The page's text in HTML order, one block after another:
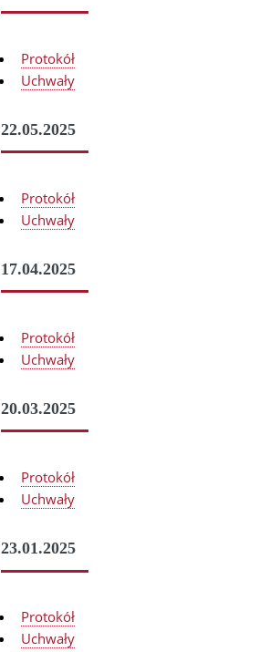
Protokół
Uchwały
22.05.2025
Protokół
Uchwały
17.04.2025
Protokół
Uchwały
20.03.2025
Protokół
Uchwały
23.01.2025
Protokół
Uchwały